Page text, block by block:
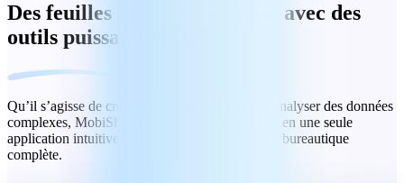
Des feuilles de calcul simples, avec des
outils puissants intégrés
Qu’il s’agisse de créer un budget de base ou d’analyser des données
complexes, MobiSheets réunit tout le nécessaire en une seule
application intuitive ou dans le cadre d'une suite bureautique
complète.